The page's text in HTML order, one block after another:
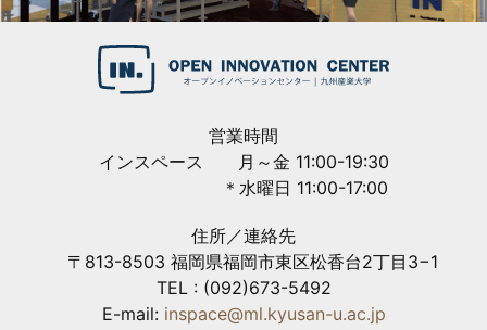
営業時間
インスペース 月～金 11:00-19:30
＊水曜日 11:00-17:00
住所／連絡先
〒813-8503 福岡県福岡市東区松香台2丁目3−1
TEL : (092)673-5492
E-mail: inspace@ml.kyusan-u.ac.jp